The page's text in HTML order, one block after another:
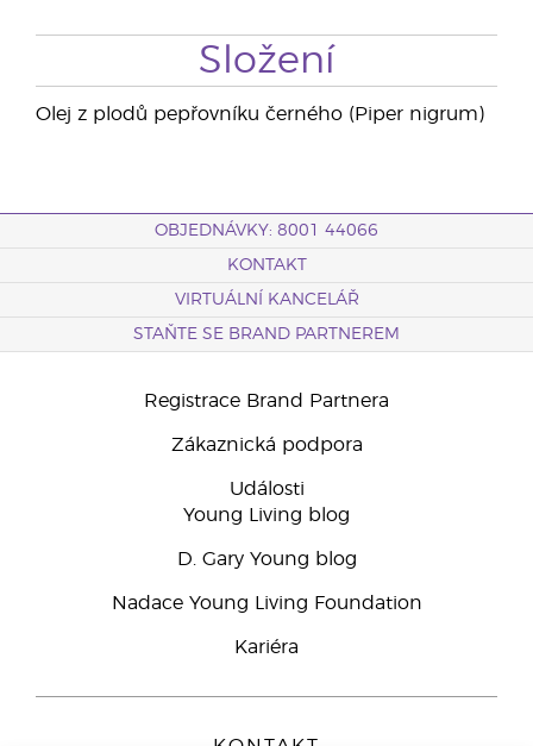
Složení
Olej z plodů pepřovníku černého (Piper nigrum)
OBJEDNÁVKY: 8001 44066
KONTAKT
VIRTUÁLNÍ KANCELÁŘ
STAŇTE SE BRAND PARTNEREM
Registrace Brand Partnera
Zákaznická podpora
Události
Young Living blog
D. Gary Young blog
Nadace Young Living Foundation
Kariéra